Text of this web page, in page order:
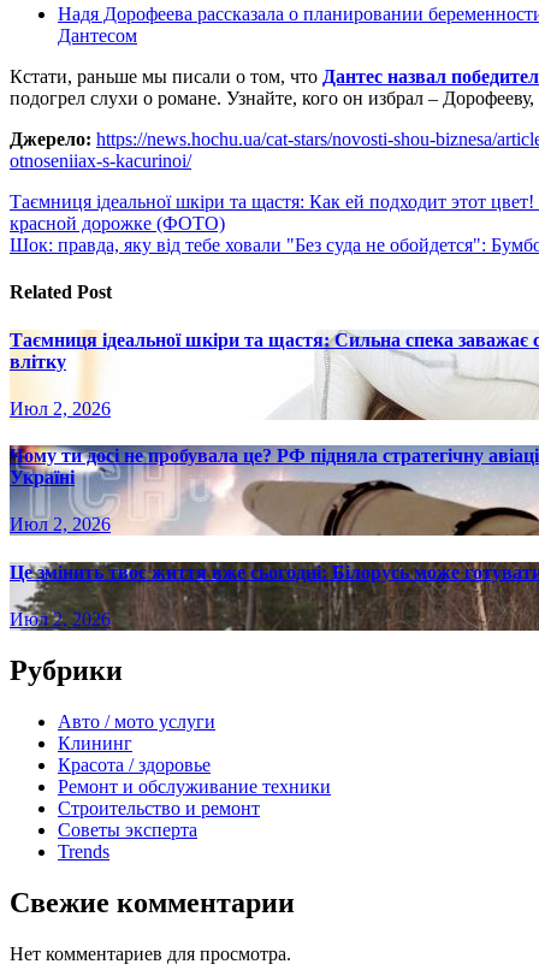
Надя Дорофеева рассказала о планировании
Дантесом
Кстати, раньше мы писали о том, что Дантес назвал
подогрел слухи о романе. Узнайте, кого он избрал –
Джерело: https://news.hochu.ua/cat-stars/novosti-shou-biznesa/
otnoseniiax-s-kacurinoi/
Навигация
по
Таємниця ідеальної шкіри та щастя: Как ей подходит этот
красной дорожке (ФОТО)
Шок: правда, яку від тебе ховали "Без суда не обойдется":
Related Post
Таємниця ідеальної шкіри та щастя: Сильна спека
влітку
Июл 2, 2026
Чому ти досі не пробувала це? РФ підняла стратегічну
Україні
Июл 2, 2026
Це змінить твоє життя вже сьогодні: Білорусь може
Июл 2, 2026
Рубрики
Авто / мото услуги
Клининг
Красота / здоровье
Ремонт и обслуживание техники
Строительство и ремонт
Советы эксперта
Trends
Свежие комментарии
Нет комментариев для просмотра.